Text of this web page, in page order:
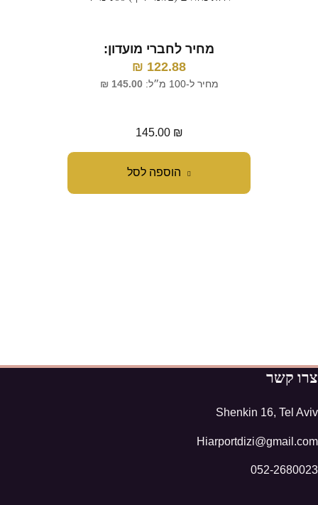
הוספה לסל
מחיר לחברי מועדון:
122.88
₪
מחיר ל-100 מ״ל: 145.00
₪
145.00 ₪
צרו קשר
Shenkin 16, Tel Aviv
Hiarportdizi@gmail.com
052-2680023